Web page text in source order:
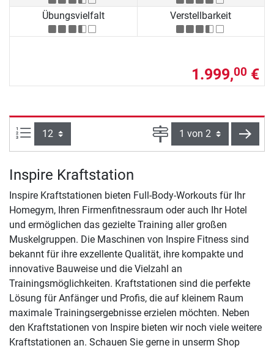
Übungsvielfalt Verstellbarkeit
1.999,00 €
Artikel pro Seite: Seite
Inspire Kraftstation
Inspire Kraftstationen bieten Full-Body-Workouts für Ihr
Homegym, Ihren Firmenfitnessraum oder auch Ihr Hotel
und ermöglichen das gezielte Training aller großen
Muskelgruppen. Die Maschinen von Inspire Fitness sind
bekannt für ihre exzellente Qualität, ihre kompakte und
innovative Bauweise und die Vielzahl an
Trainingsmöglichkeiten. Kraftstationen sind die perfekte
Lösung für Anfänger und Profis, die auf kleinem Raum
maximale Trainingsergebnisse erzielen möchten. Neben
den Kraftstationen von Inspire bieten wir noch viele weitere
Kraftstationen an. Schauen Sie gerne in unserm Shop